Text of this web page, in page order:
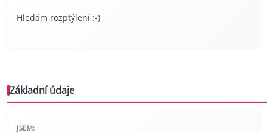
Hledám rozptýlení :-)
Základní údaje
JSEM: